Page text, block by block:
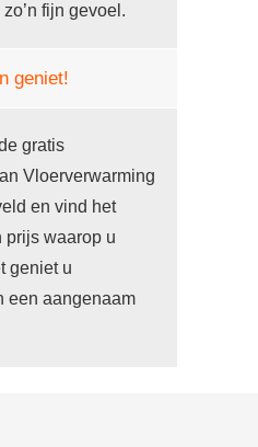
fijn gevoel.
geniet!
gratis
Vloerverwarming
en vind het
prijs waarop u
geniet u
een aangenaam